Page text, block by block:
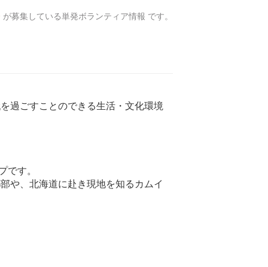
が募集している単発ボランティア情報 です。
過ごすことのできる生活・文化環境
です。
や、北海道に赴き現地を知るカムイ